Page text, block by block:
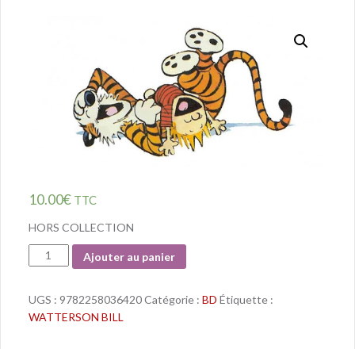
10.00€ TTC
HORS COLLECTION
Quantité
Ajouter au panier
UGS : 9782258036420Catégorie : BD Étiquette :
WATTERSON BILL